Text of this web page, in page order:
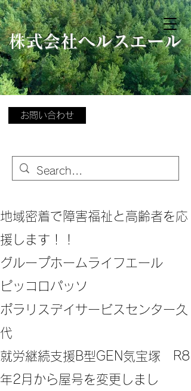
​株式会社ヘルスエール
お問い合わせ
地域密着で障害福祉と高齢者を応
援します！！
グループホームライフエール
ピッコロパッソ
ポラリスデイサービスセンター久
代
​就労継続支援B型GEN気宝塚 R8
年2月から屋号を変更しまし